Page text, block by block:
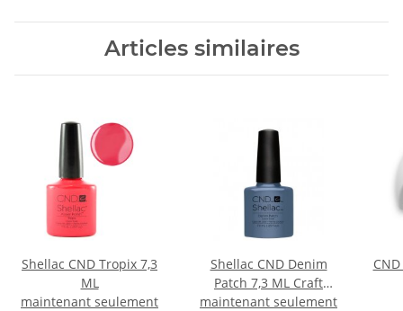
Articles similaires
Shellac CND Tropix 7,3
ML
maintenant seulement
Shellac CND Denim
Patch 7,3 ML Craft
Culture Collection
maintenant seulement